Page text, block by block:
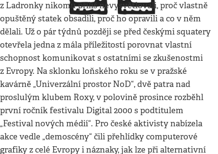
z Ladronky nikomu příliš nevysvětlovali, proč vlastně
opuštěný statek obsadili, proč ho opravili a co v něm
dělali. Už o pár týdnů později se před českými squatery
otevřela jedna z mála příležitostí porovnat vlastní
schopnost komunikovat s ostatními se zkušenostmi
z Evropy. Na sklonku loňského roku se v pražské
kavárně „Univerzální prostor NoD“, dvě patra nad
proslulým klubem Roxy, v polovině prosince rozběhl
první ročník festivalu Digital 2000 s podtitulem
„Festival nových médií“. Pro české aktivisty nabízela
akce vedle „demoscény“ čili přehlídky computerové
grafiky z celé Evropy i náznaky, jak lze při alternativní